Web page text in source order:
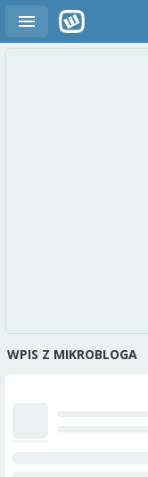
WPIS Z MIKROBLOGA